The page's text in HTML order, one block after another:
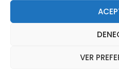
VER
Teléfono: (+34) 958 455
Teléfono: (+34) 618 370